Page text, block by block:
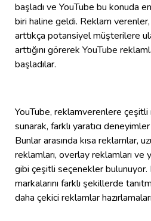
başladı ve YouTube bu konuda
biri haline geldi. Reklam
arttıkça potansiyel müşterilere
arttığını görerek YouTube
başladılar.
YouTube, reklamverenlere çeşitli
sunarak, farklı yaratıcı
Bunlar arasında kısa reklamlar,
reklamları, overlay reklamları
gibi çeşitli seçenekler
markalarını farklı şekillerde
daha çekici reklamlar